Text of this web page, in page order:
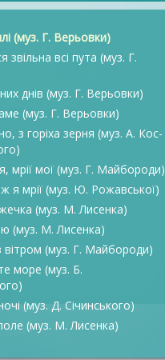
(муз. Г. Верьовки)
всі пута (муз. Г.
днів (муз. Г. Верьовки)
(муз. Г. Верьовки)
з горіха зерня (муз. А. Кос-
мрії мої (муз. Г. Майбороди)
я мрії (муз. Ю. Рожавської)
(муз. М. Лисенка)
(муз. М. Лисенка)
вітром (муз. Г. Майбороди)
море (муз. Б.
(муз. Д. Січинського)
(муз. М. Лисенка)